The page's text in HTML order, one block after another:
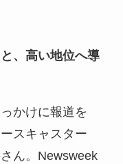
、高い地位へ導
かけに報道を
スキャスター
ん。Newsweek